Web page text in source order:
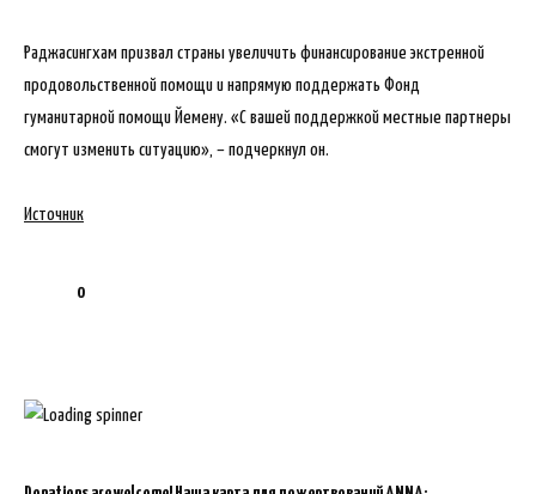
Раджасингхам призвал страны увеличить финансирование экстренной
продовольственной помощи и напрямую поддержать Фонд
гуманитарной помощи Йемену. «С вашей поддержкой местные партнеры
смогут изменить ситуацию», – подчеркнул он.
Источник
0